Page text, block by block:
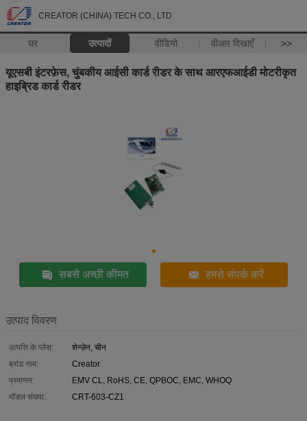
CREATOR (CHINA) TECH CO., LTD
घर उत्पादों वीडियो वीआर दिखाएँ >>
यूएसबी इंटरफ़ेस, चुंबकीय आईसी कार्ड रीडर के साथ आरएफआईडी मोटरीकृत
हाइब्रिड कार्ड रीडर
सबसे अच्छी कीमत हमसे संपर्क करें
उत्पाद विवरण
उत्पत्ति के प्लेस:
शेन्ज़ेन, चीन
ब्रांड नाम:
Creator
प्रमाणन:
EMV CL, RoHS, CE, QPBOC, EMC, WHOQ
मॉडल संख्या:
CRT-603-CZ1